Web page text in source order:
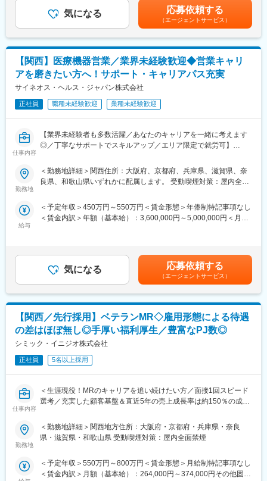
■入社後の流れ
まずはご入社から2か月間MR導入研修を受講し、MR資格を取得
していただきます。
資格取得と聞くとハードルが高く思われる方もいるかもしれませ
んが、当社の取得率は業界平均より20%ほど高い95%程度を維持
しています。
文理問わず一から学べる環境を整えているため、専門知識は入社
後に身に付ける意欲があれば問題ございません。
社員の活躍事例についての詳細は、是非こちらのURLも併せてご
覧ください。
■具体的な業務
すでに取引のある病院の医師や薬剤師に向け、医薬品の効果や副
ン活動を行っていただきます。メインの業務は情報提供となるた
め、価格交渉・納品・注文書の対応等は基本的に発生せず、営業
り、過度なプレッシャーなく顧客とじっくり関係構築が可能で
す。
社用車を利用して自宅から病院へ直行直帰の働き方となるため、
柔軟にスケジュール調整が可能です。年間休日130日に加えて有
給取得もしやすく、年間140日ほど休んでいる方も多くいます。
■将来的なキャリア：
医療営業として専門性を磨き管理職を目指すのはもちろん、他事
業部やグループ会社への異動実績も豊富にございます。（※病院の
経営コンサル、医薬品メーカーのマーケティング支援、人事担当
者などの管理部門）
社ならではの強みです。
手当支給する。【補足】プロジェクト稼働手当(35,000円)、外勤
日当（1日1,500円／外勤3.5時間以上）■変動賞与制（6月・12
月・3月）※平均実績6ヶ月分■インセンティブ：3月（対象者）賃
金はあくまでも目安の金額であり、選考を通じて上下する可能性
があります。月給(月額)は固定手当を含めた表記です。
気になる 応募依頼する
（エージェントサービス）
【関西】医療機器営業／業界未経験歓迎◆営業キャリ
アを磨きたい方へ！サポート・キャリアパス充実
サイネオス・ヘルス・ジャパン株式会社
正社員 職種未経験歓迎 業種未経験歓迎
仕事内容
【業界未経験者も多数活躍／あなたのキャリアを一緒に考えます
◎／丁寧なサポートでスキルアップ／エリア限定で就労可】
■業務内容
医療機器の営業担当者として、基幹病院などの医師や看護師など
医療従事者の方々と面談を行い、製品に関わる手技や情報提供な
・身につくスキル
専門家へ提案・交渉する力を磨けます。単に説明する力だけでな
■同社の魅力：
（1）転居を伴う転勤が不要
一般的に医療系の営業職は全国転勤が発生しますが、同社では基
本的に希望勤務地から転居がない範囲でアサイン先を決定しま
す。
（2）充実したサポート体制
配属後は担当マネージャーが丁寧に支援します。日々の仕事の悩
みや、キャリア形成の相談等、伴走者として活躍をサポートしま
す。また知識・スキルレベルを上げるために様々な研修をご用意
自身の成果や頑張りが客観的に評価され、年収に反映されます。
また、在籍年数が増えると永年勤続報奨金や四半期一時金などの
る報酬制度になっています。
（4）柔軟なキャリア
ーカーに転籍することも可能です。オファーや延長依頼があった
としても、別のプロジェクトにチャレンジしたい場合は断ること
勤務地
＜勤務地詳細＞関西住所：大阪府、京都府、兵庫県、滋賀県、奈
良県、和歌山県いずれかに配属します。 受動喫煙対策：屋内全面
給与
＜予定年収＞450万円～550万円＜賃金形態＞年俸制特記事項なし
＜賃金内訳＞年額（基本給）：3,600,000円～5,000,000円＜月額
手当）700万円／入社3年目（月給50万円＋賞与＋手当）550万円
／入社1年目（月給43万円＋賞与＋手当）賃金はあくまでも目安
の金額であり、選考を通じて上下する可能性があります。月給(月
額)は固定手当を含めた表記です。
気になる 応募依頼する
（エージェントサービス）
【関西／先行採用】ベテランMR◇雇用形態による待遇
の差はほぼ無し◎手厚い福利厚生／豊富なPJ数◎
シミック・イニジオ株式会社
正社員 5名以上採用
仕事内容
＜生涯現役！MRのキャリアを追い続けたい方／面接1回スピード
選考／充実した顧客基盤＆直近5年の売上成長率は約150％の成長
■職務概要
＜コンクラクトMRという働き方＞
各製薬企業のプロジェクトの一員として、配属される営業所を拠
勤務地
＜勤務地詳細＞関西地方住所：大阪府・京都府・兵庫県・奈良
県・滋賀県・和歌山県 受動喫煙対策：屋内全面禁煙
＜予定年収＞550万円～800万円＜賃金形態＞月給制特記事項なし
＜賃金内訳＞月額（基本給）：264,000円～374,000円その他固定